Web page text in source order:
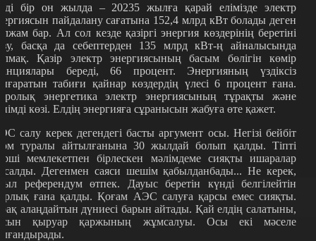
бір он жылда – 20235 жылға қарай елімізде электр
пайдалану сағатына 152,4 млрд кВт болады деген
бар. Ал сол кезде қазіргі энергия көздерінің беретіні
басқа да себептерден 135 млрд кВт-ң айналысында
Қазір электр энергиясының басым бөлігін көмір
береді, 66 процент. Энергияның үздіксіз
табиғи қайнар көздердің үлесі 6 процент ғана.
энергетика электр энергиясының тұрақты және
көзі. Елдің энергияға сұранысын жабуға өте қажет.
салу керек дегендегі басты аргумент осы. Негізі бейбіт
туралы айтылғанына 30 жылдай болып қалды. Тіпті
мемлекетпен бірлескен мәлімдеме сияқты ишаралар
Дегенмен саяси шешім қабылданбады... Не керек,
референдум өтпек. Дауыс беретін күнді белгілейтін
ғана қалды. Қоғам АЭС салуға қарсы емес сияқты.
алаңдайтын дүниесі барын айтады. Қай елдің салатыны,
қыруар қаржының жұмсалуы. Осы екі мәселе